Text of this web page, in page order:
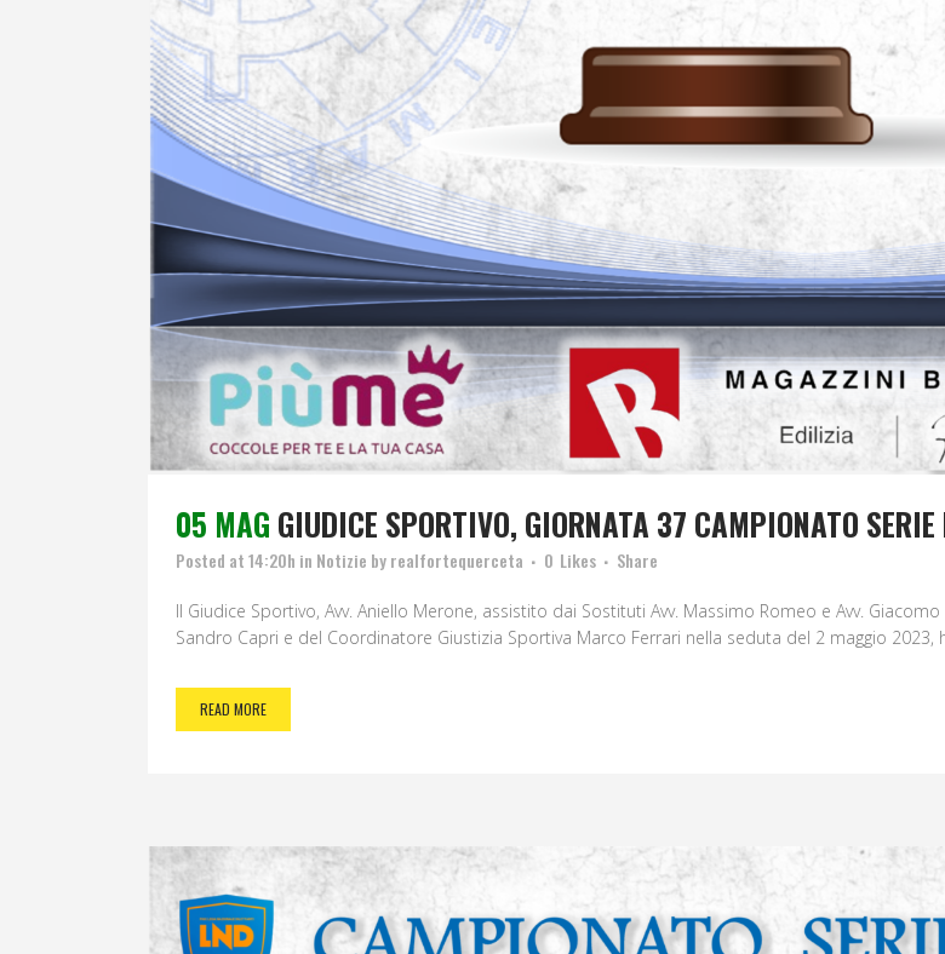
05 MAG GIUDICE SPORTIVO, GIORNATA 37 CAMPIONATO SERIE
Posted at 14:20h in Notizie byrealfortequerceta 0 Likes Share
Il Giudice Sportivo, Avv. Aniello Merone, assistito dai Sostituti Avv. Massimo Romeo e Avv.
Sandro Capri e del Coordinatore Giustizia Sportiva Marco Ferrari nella seduta del 2 maggio
READ MORE